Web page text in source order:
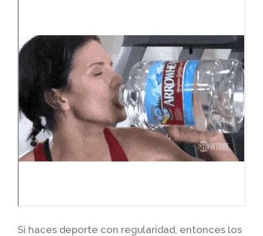
Si haces deporte con regularidad, entonces los